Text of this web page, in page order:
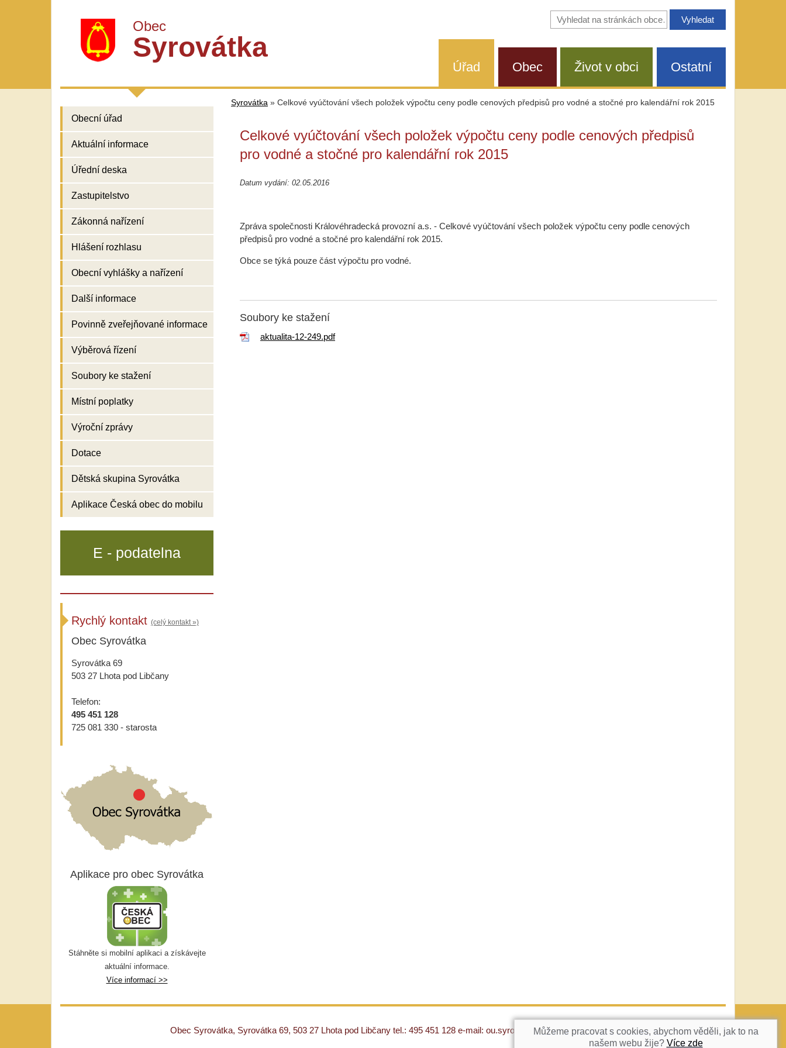
Obec
Syrovátka
Vyhledávání
na
Úřad Obec Život v obci Ostatní
Obecní úřad
Aktuální informace
Úřední deska
Zastupitelstvo
Zákonná nařízení
Hlášení rozhlasu
Obecní vyhlášky a nařízení
Další informace
Povinně zveřejňované informace
Výběrová řízení
Soubory ke stažení
Místní poplatky
Výroční zprávy
Dotace
Dětská skupina Syrovátka
Aplikace Česká obec do mobilu
Syrovátka » Celkové vyúčtování všech položek výpočtu ceny podle cenových předpisů pro vodné a stočné pro kalendářní rok 2015
Celkové vyúčtování všech položek výpočtu ceny podle cenových předpisů
pro vodné a stočné pro kalendářní rok 2015
Datum vydání: 02.05.2016
Zpráva společnosti Královéhradecká provozní a.s. - Celkové vyúčtování všech položek výpočtu ceny podle cenových
předpisů pro vodné a stočné pro kalendářní rok 2015.
Obce se týká pouze část výpočtu pro vodné.
Soubory ke stažení
aktualita-12-249.pdf
E - podatelna
Rychlý kontakt (celý kontakt »)
Obec Syrovátka
Syrovátka 69
503 27 Lhota pod Libčany
Telefon:
495 451 128
725 081 330 - starosta
Aplikace pro obec Syrovátka
Stáhněte si mobilní aplikaci a získávejte
aktuální informace.
Více informací >>
NAHORU
Obec Syrovátka, Syrovátka 69, 503 27 Lhota pod Libčany tel.: 495 451 128 e-mail: ou.syrovatka@c-box.czMůžeme pracovat s cookies, abychom věděli, jak to na
našem webu žije? Více zde